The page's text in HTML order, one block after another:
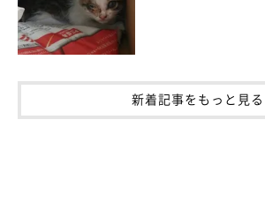
フェロモンは猫同士で感じられるニオイで、
されてきましたが、近年の研究では「人も無
る」との報告も。猫のフェロモンはおでこ
ど、顔まわりから多く出るため、顔がいい
新着記事をもっと見る